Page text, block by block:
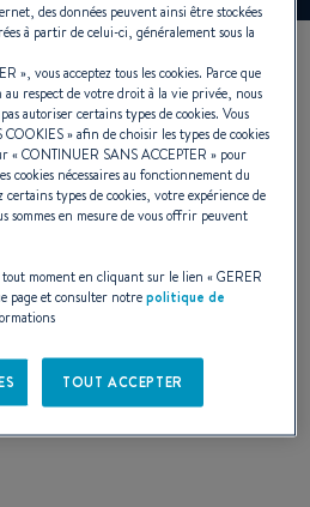
PISCO 6 Of. 6-07 El Hatillo
des données peuvent ainsi être stockées
à partir de celui-ci, généralement sous la
», vous acceptez tous les cookies. Parce que
au respect de votre droit à la vie privée, nous
autoriser certains types de cookies. Vous
COOKIES» afin de choisir les types de cookies
«CONTINUER SANS ACCEPTER » pour
cookies nécessaires au fonctionnement du
certains types de cookies, votre expérience de
sommes en mesure de vous offrir peuvent
tout moment en cliquant sur le lien «GERER
page et consulter notrepolitique de
TOUT ACCEPTER